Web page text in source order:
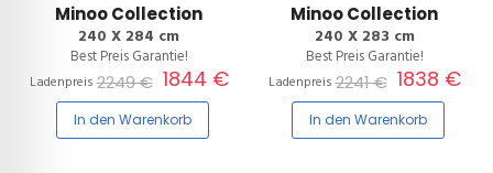
Minoo Collection
240 X 284 cm
Best Preis Garantie!
Ladenpreis2249 € 1844 €
In den Warenkorb
Minoo Collection
240 X 283 cm
Best Preis Garantie!
Ladenpreis2241 € 1838 €
In den Warenkorb